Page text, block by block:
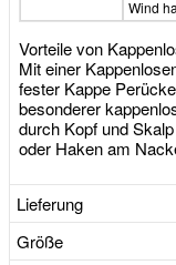
Wind
Vorteile von
Mit einer
fester Kappe
besonderer
durch Kopf und
oder Haken am
Lieferung
Größe